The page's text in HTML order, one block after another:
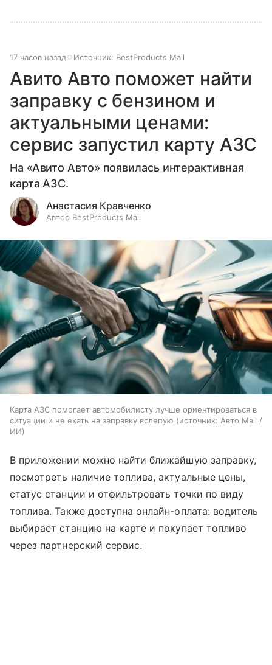
17 часов назад Источник: BestProducts Mail
Авито Авто поможет найти
заправку с бензином и
актуальными ценами:
сервис запустил карту АЗС
На «Авито Авто» появилась интерактивная
карта АЗС.
Анастасия Кравченко
Автор BestProducts Mail
Карта АЗС помогает автомобилисту лучше ориентироваться в
ситуации и не ехать на заправку вслепую
источник: Авто Mail /
ИИ
В приложении можно найти ближайшую заправку,
посмотреть наличие топлива, актуальные цены,
статус станции и отфильтровать точки по виду
топлива. Также доступна онлайн-оплата: водитель
выбирает станцию на карте и покупает топливо
через партнерский сервис.